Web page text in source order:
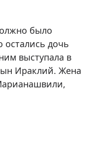
было
остались дочь
выступала в
Ираклий. Жена